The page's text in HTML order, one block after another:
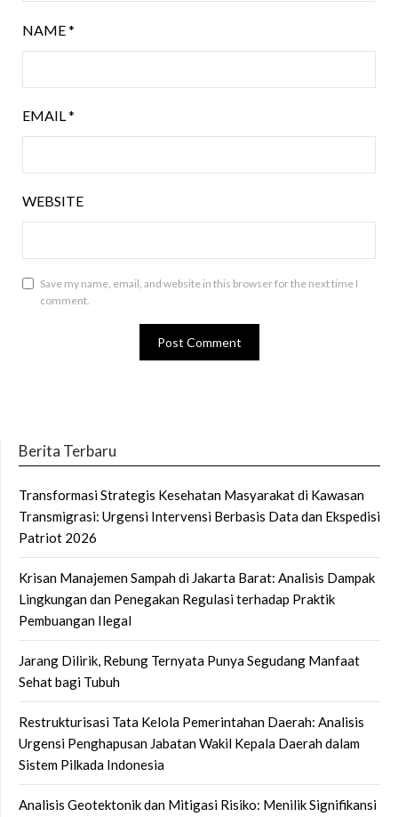
NAME*
EMAIL*
WEBSITE
Save my name, email, and website in this browser for the next time I
comment.
Berita Terbaru
Transformasi Strategis Kesehatan Masyarakat di Kawasan
Transmigrasi: Urgensi Intervensi Berbasis Data dan Ekspedisi
Patriot 2026
Krisan Manajemen Sampah di Jakarta Barat: Analisis Dampak
Lingkungan dan Penegakan Regulasi terhadap Praktik
Pembuangan Ilegal
Jarang Dilirik, Rebung Ternyata Punya Segudang Manfaat
Sehat bagi Tubuh
Restrukturisasi Tata Kelola Pemerintahan Daerah: Analisis
Urgensi Penghapusan Jabatan Wakil Kepala Daerah dalam
Sistem Pilkada Indonesia
Analisis Geotektonik dan Mitigasi Risiko: Menilik Signifikansi